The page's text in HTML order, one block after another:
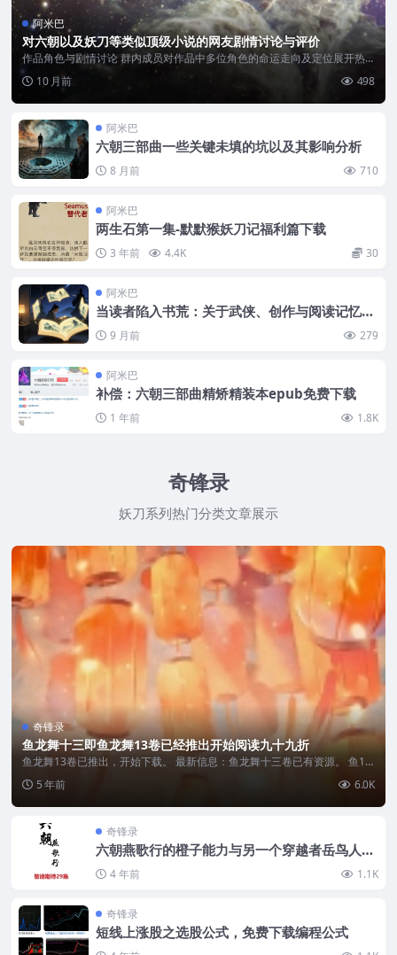
阿米巴
对六朝以及妖刀等类似顶级小说的网友剧情讨论与评价
作品角色与剧情讨论 群内成员对作品中多位角色的命运走向及定位展开热
烈探讨，核心聚...
10 月前 498
阿米巴
六朝三部曲一些关键未填的坑以及其影响分析
8 月前 710
阿米巴
两生石第一集-默默猴妖刀记福利篇下载
3 年前 4.4K 30
阿米巴
当读者陷入书荒：关于武侠、创作与阅读记忆的
思考9 月前 279
阿米巴
补偿：六朝三部曲精矫精装本epub免费下载
1 年前 1.8K
奇锋录
妖刀系列热门分类文章展示
奇锋录
鱼龙舞十三即鱼龙舞13卷已经推出开始阅读九十九折
鱼龙舞13卷已推出，开始下载。 最新信息：鱼龙舞十三卷已有资源。 鱼13
5 年前 6.0K
奇锋录
六朝燕歌行的橙子能力与另一个穿越者岳鸟人对
比 4 年前 1.1K
奇锋录
短线上涨股之选股公式，免费下载编程公式